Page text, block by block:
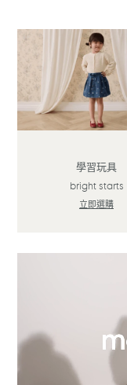
學習玩具
bright starts
立即選購